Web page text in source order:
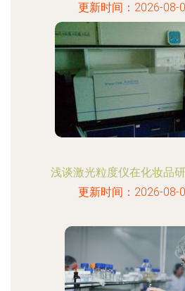
更新时间：2026-08-
浅谈激光粒度仪在化妆品
更新时间：2026-08-